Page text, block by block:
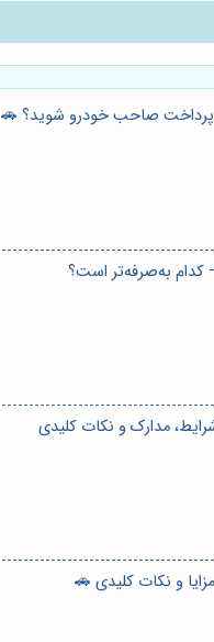
پرداخت صاحب خودرو شوید؟ 🚗
کدام به‌صرفه‌تر است؟
مدارک و نکات کلیدی
و نکات کلیدی 🚗